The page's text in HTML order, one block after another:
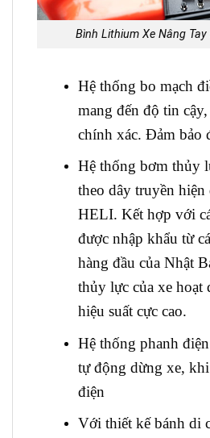
Bình Lithium Xe Nâng Tay
Hệ thống bo mạch
mang đến độ tin
chính xác. Đảm bảo
Hệ thống bơm thủy
theo dây truyền hiện
HELI. Kết hợp với
được nhập khẩu từ
hàng đầu của Nhật
thủy lực của xe
hiệu suất cực cao.
Hệ thống phanh
tự động dừng xe,
điện
Với thiết kế bánh di